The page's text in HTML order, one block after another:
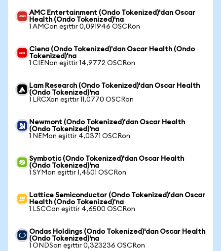
AMC Entertainment (Ondo Tokenized)'dan Oscar
Health (Ondo Tokenized)'na
1 AMCon eşittir 0,091946 OSCRon
Ciena (Ondo Tokenized)'dan Oscar Health (Ondo
Tokenized)'na
1 CIENon eşittir 14,9772 OSCRon
Lam Research (Ondo Tokenized)'dan Oscar Health
(Ondo Tokenized)'na
1 LRCXon eşittir 11,0770 OSCRon
Newmont (Ondo Tokenized)'dan Oscar Health
(Ondo Tokenized)'na
1 NEMon eşittir 4,0371 OSCRon
Symbotic (Ondo Tokenized)'dan Oscar Health
(Ondo Tokenized)'na
1 SYMon eşittir 1,4501 OSCRon
Lattice Semiconductor (Ondo Tokenized)'dan Oscar
Health (Ondo Tokenized)'na
1 LSCCon eşittir 4,6500 OSCRon
Ondas Holdings (Ondo Tokenized)'dan Oscar Health
(Ondo Tokenized)'na
1 ONDSon eşittir 0,323236 OSCRon